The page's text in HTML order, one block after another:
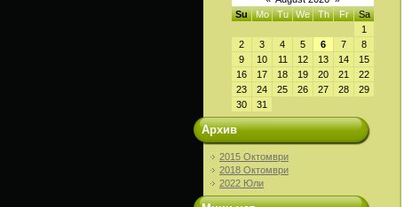
Su
Mo Tu We Th Fr
Sa
1
2
3 4 5 6 7
8
9
10 11 12 13 14
15
16
17 18 19 20 21
22
23
24 25 26 27 28
29
30
31
Архив
2015 Октомври
2018 Октомври
2022 Юли